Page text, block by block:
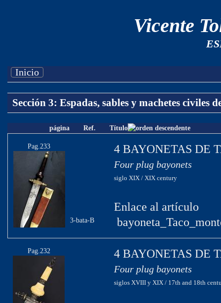
Vicente
Inicio
Sección 3: Espadas, sables y machetes civiles
página Ref. Título
Pag.233
3-bata-B
4 BAYONETAS DE
Four plug bayonets
siglo XIX / XIX century
Enlace al artículo
Pag.232 4 BAYONETAS DE
Four plug bayonets
siglos XVIII y XIX / 17th and 18th